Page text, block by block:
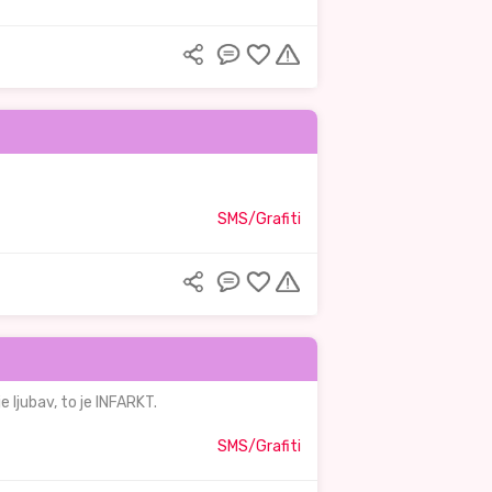
SMS/Grafiti
to je INFARKT.
SMS/Grafiti